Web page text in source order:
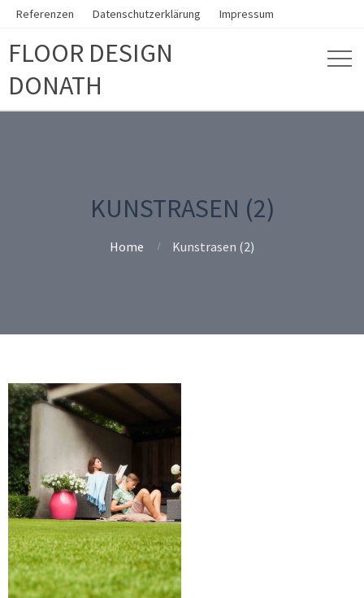
Referenzen Datenschutzerklärung Impressum
FLOOR DESIGN
DONATH
KUNSTRASEN (2)
Home Kunstrasen (2)